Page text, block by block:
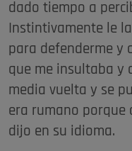
dado tiempo a
Instintivamente le
para defenderme y
que me insultaba y
media vuelta y se
era rumano porque
dijo en su idioma.